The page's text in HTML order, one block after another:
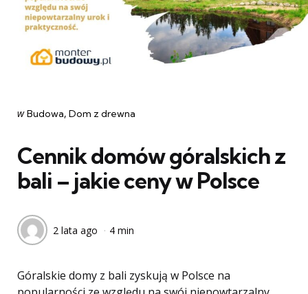
Categories
post
w Budowa Dom z drewna
Cennik domów góralskich z
bali – jakie ceny w Polsce
2 lata ago 4 min
Góralskie domy z bali zyskują w Polsce na